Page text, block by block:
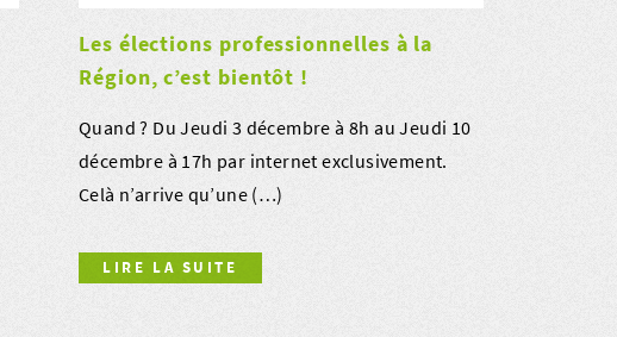
Les élections professionnelles à la
Région, c’est bientôt !
Quand ? Du Jeudi 3 décembre à 8h au Jeudi 10
décembre à 17h par internet exclusivement.
Celà n’arrive qu’une (…)
LIRE LA SUITE